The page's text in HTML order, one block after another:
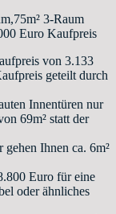
3-Raum
Euro Kaufpreis
von 3.133
geteilt durch
Innentüren nur
69m² statt der
Ihnen ca. 6m²
Euro für eine
oder ähnliches